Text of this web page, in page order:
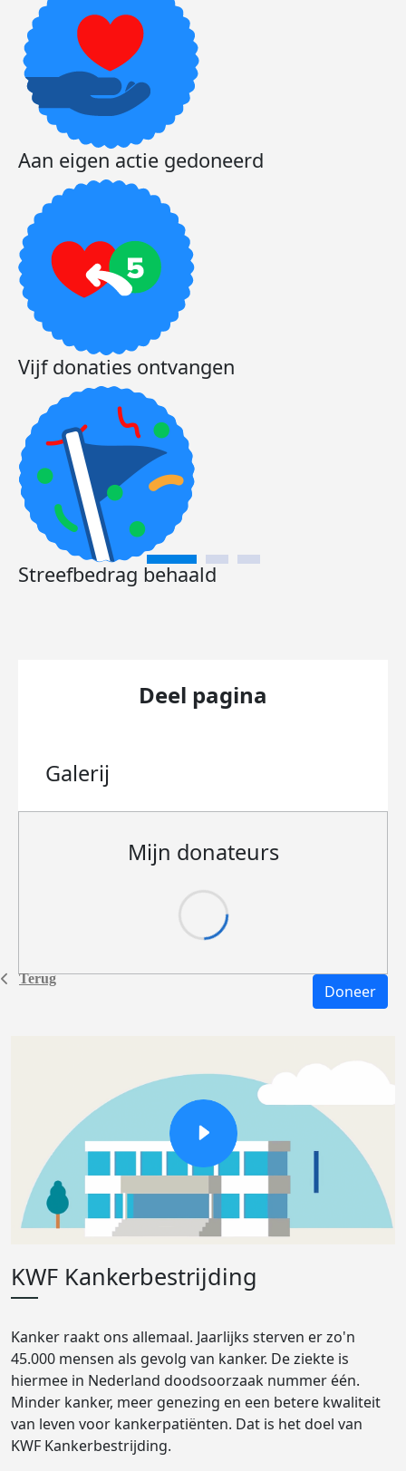
Terug
Aan eigen actie gedoneerd
Vijf donaties ontvangen
Streefbedrag behaald
Deel pagina
Galerij
Mijn donateurs
Doneer
KWF Kankerbestrijding
Kanker raakt ons allemaal. Jaarlijks sterven er zo'n
45.000 mensen als gevolg van kanker. De ziekte is
hiermee in Nederland doodsoorzaak nummer één.
Minder kanker, meer genezing en een betere kwaliteit
van leven voor kankerpatiënten. Dat is het doel van
KWF Kankerbestrijding.